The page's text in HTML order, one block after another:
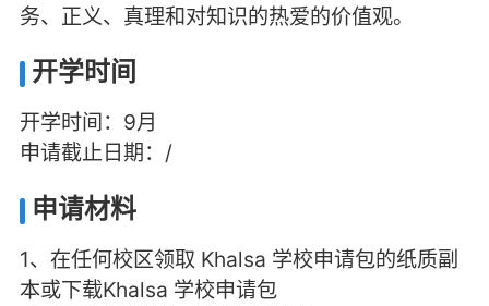
务、正义、真理和对知识的热爱的价值观。
开学时间
开学时间：9月
申请截止日期：/
申请材料
1、在任何校区领取 Khalsa 学校申请包的纸质副
本或下载Khalsa 学校申请包